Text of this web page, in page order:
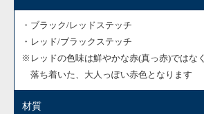
・ブラック/レッドステッチ
・レッド/ブラックステッチ
※レッドの色味は鮮やかな赤(真っ赤)ではなく
落ち着いた、大人っぽい赤色となります
材質